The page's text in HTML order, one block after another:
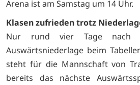
Arena ist am Samstag um 14 Uhr.
Klasen zufrieden trotz
Nur rund vier Tage nach
Auswärtsniederlage beim
steht für die Mannschaft von
bereits das nächste